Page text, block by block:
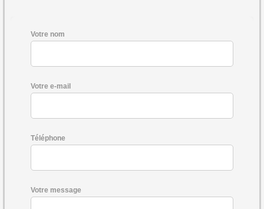
Votre nom
Votre e-mail
Téléphone
Votre message